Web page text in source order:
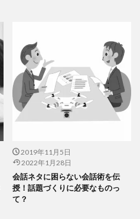
2019年11月5日
2022年1月28日
会話ネタに困らない会話術を伝
授！話題づくりに必要なものっ
て？